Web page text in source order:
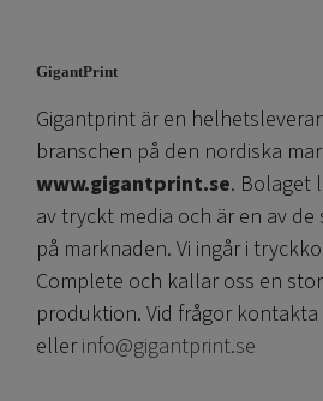
GigantPrint
Gigantprint är en
branschen på den nordiska
www.gigantprint.se. Bolaget
av tryckt media och är en av
på marknaden. Vi ingår i
Complete och kallar oss en
produktion. Vid frågor kontakta
ellerinfo@gigantprint.se